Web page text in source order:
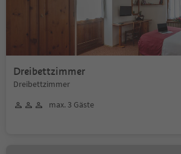
Dreibettzimmer
Dreibettzimmer
max. 3 Gäste